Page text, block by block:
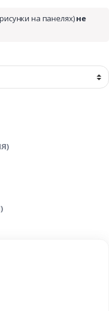
на панелях)не